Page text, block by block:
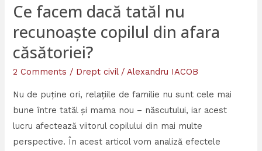
Ce facem dacă tatăl nu
recunoaște copilul din afara
căsătoriei?
2 Comments / Drept civil/Alexandru IACOB
Nu de puține ori, relațiile de familie nu sunt cele mai
bune între tatăl și mama nou – născutului, iar acest
lucru afectează viitorul copilului din mai multe
perspective. În acest articol vom analiză efectele
dacă
tatăl
recunoaște
copilul
din
afara
căsătoriei?